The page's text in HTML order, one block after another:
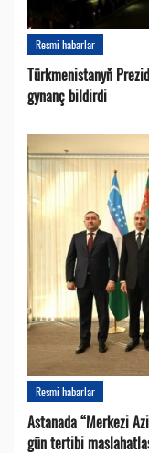
Resmi habarlar
Türkmenistanyň
gynanç bildirdi
Resmi habarlar
Astanada “Merkezi
gün tertibi